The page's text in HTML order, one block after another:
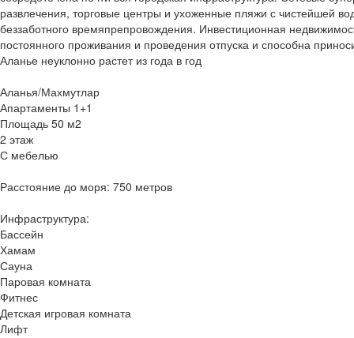
развлечения, торговые центры и ухоженные пляжи с чистейшей
беззаботного времяпрепровождения. Инвестиционная
постоянного проживания и проведения отпуска и способна
Аланье неуклонно растет из года в год
Аланья/Махмутлар
Апартаменты 1+1
Площадь 50 м2
2 этаж
С мебелью
Расстояние до моря: 750 метров
Инфраструктура:
Бассейн
Хамам
Сауна
Паровая комната
Фитнес
Детская игровая комната
Лифт